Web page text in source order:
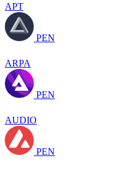
APT
PEN
ARPA
PEN
AUDIO
PEN